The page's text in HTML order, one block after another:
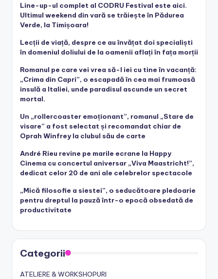
Line-up-ul complet al CODRU Festival este aici.
Ultimul weekend din vară se trăiește în Pădurea
Verde, la Timișoara!
Lecții de viață, despre ce au învățat doi specialiști
în domeniul doliului de la oamenii aflați în fața morții
Romanul pe care vei vrea să-l iei cu tine în vacanță:
„Crima din Capri”, o escapadă în cea mai frumoasă
insulă a Italiei, unde paradisul ascunde un secret
mortal.
Un „rollercoaster emoționant”, romanul „Stare de
visare” a fost selectat și recomandat chiar de
Oprah Winfrey la clubul său de carte
André Rieu revine pe marile ecrane la Happy
Cinema cu concertul aniversar „Viva Maastricht!”,
dedicat celor 20 de ani ale celebrelor spectacole
„Mică filosofie a siestei”, o seducătoare pledoarie
pentru dreptul la pauză într-o epocă obsedată de
productivitate
Categorii
ATELIERE & WORKSHOPURI